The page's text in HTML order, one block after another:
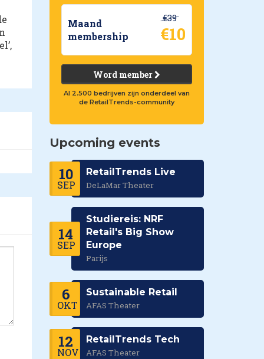
Maand
membership
€39
€10
Word member
Al 2.500 bedrijven zijn onderdeel van
de RetailTrends-community
Upcoming events
10
SEP
RetailTrends Live
DeLaMar Theater
14
SEP
Studiereis: NRF
Retail's Big Show
Europe
Parijs
6
OKT
Sustainable Retail
AFAS Theater
12
NOV
RetailTrends Tech
AFAS Theater